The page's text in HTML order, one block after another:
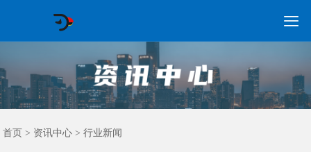

首页
GEO常见问题
GEO优化
海外GEO
网络营销
企业培训
软件开发
政策申报
资讯中心
关于我们
首页 > 资讯中心 >行业新闻